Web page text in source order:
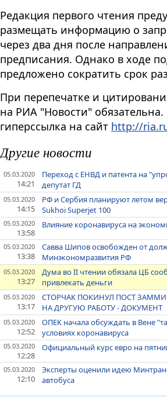
Редакция первого чтения
размещать информацию о
через два дня после
предписания. Однако в ходе
предложено сократить срок
При перепечатке и
на РИА "Новости"
гиперссылка на сайт http://
Другие новости
05.03.2020
14:21
Переход с ЕНВД и патента на
депутат ГД
05.03.2020
14:15
РФ и Сербия планируют летом
Sukhoi Superjet 100
05.03.2020
13:58
Влияние коронавируса на
05.03.2020
13:38
Савва Шипов освобожден от
Минэкономразвития РФ
05.03.2020
13:27
Дума во II чтении обязала ЦБ
привлекать деньги
05.03.2020
13:17
СТОРЧАК ПОКИНУЛ ПОСТ
НА ДРУГУЮ РАБОТУ - ДОКУМЕНТ
05.03.2020
12:52
ОПЕК начала обсуждать в Вене
условиях коронавируса
05.03.2020
12:28
Официальный курс евро на
05.03.2020
12:10
Эксперты оценили идею
автобуса